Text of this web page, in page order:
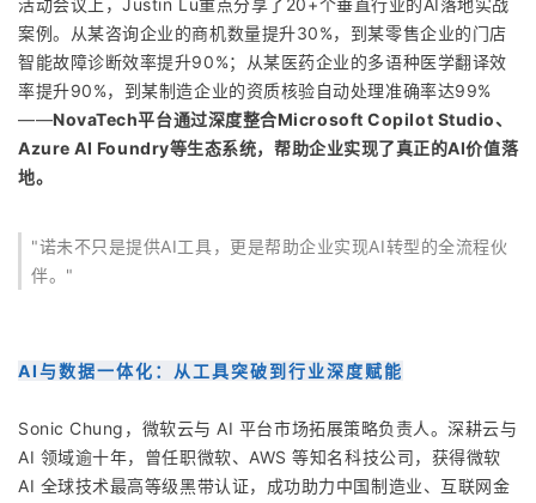
活动会议上，Justin Lu重点分享了20+个垂直行业的AI落地实战
案例。从某咨询企业的商机数量提升30%，到某零售企业的门店
智能故障诊断效率提升90%；从某医药企业的多语种医学翻译效
率提升90%，到某制造企业的资质核验自动处理准确率达99%
——NovaTech平台通过深度整合Microsoft Copilot Studio、
Azure AI Foundry等生态系统，帮助企业实现了真正的AI价值落
地。
"诺未不只是提供AI工具，更是帮助企业实现AI转型的全流程伙
伴。"
AI与数据一体化：从工具突破到行业深度赋能
Sonic Chung，微软云与 AI 平台市场拓展策略负责人。深耕云与
AI 领域逾十年，曾任职微软、AWS 等知名科技公司，获得微软
AI 全球技术最高等级黑带认证，成功助力中国制造业、互联网金